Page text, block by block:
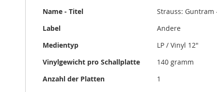
Name - Titel
Strauss: Guntram
Label
Andere
Medientyp
LP / Vinyl 12"
Vinylgewicht pro Schallplatte
140 gramm
Anzahl der Platten
1